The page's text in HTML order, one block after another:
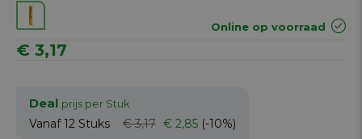
Online op voorraad
€ 3,17
Deal prijs per Stuk
Vanaf 12 Stuks € 3,17 € 2,85 (-10%)